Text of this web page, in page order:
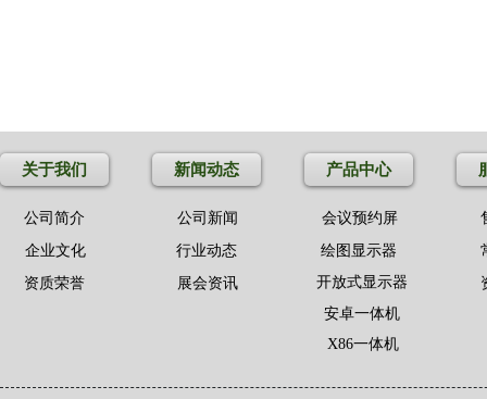
安卓一体机
开放式显示器
行业动态
公司新闻
绘图显示器
产品中心
关于我们 新闻动态
公司简介
X86一体机
企业文化
展会资讯
会议预约屏
资质荣誉